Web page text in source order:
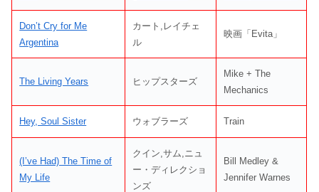
Don’t Cry for Me
Argentina
カート,レイチェ
ル
映画「Evita」
The Living Years ヒップスターズ
Mike + The
Mechanics
Hey, Soul Sister ウォブラーズ Train
(I’ve Had) The Time of
My Life
クイン,サム,ニュ
ー・ディレクショ
ンズ
Bill Medley &
Jennifer Warnes